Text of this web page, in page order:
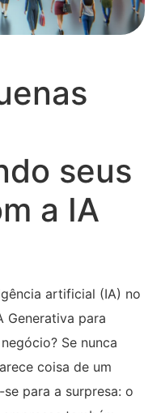
seus
a IA
artificial (IA) no
Generativa para
Se nunca
coisa de um
para a surpresa: o